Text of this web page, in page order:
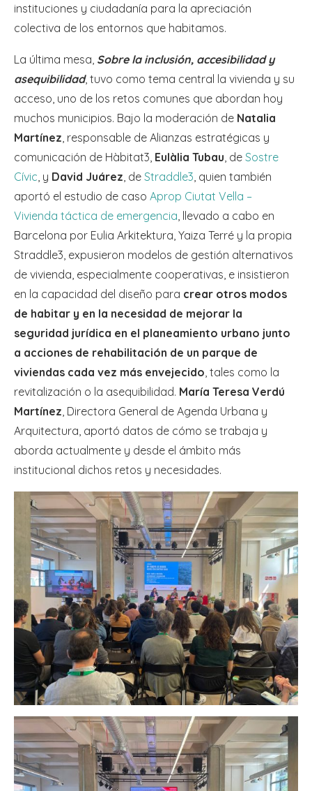
instituciones y ciudadanía para la apreciación
colectiva de los entornos que habitamos.
La última mesa, Sobre la inclusión, accesibilidad y
asequibilidad, tuvo como tema central la vivienda y su
acceso, uno de los retos comunes que abordan hoy
muchos municipios. Bajo la moderación de Natalia
Martínez , responsable de Alianzas estratégicas y
comunicación de Hàbitat3, Eulàlia Tubau , de Sostre
Cívic , y David Juárez , de Straddle3 , quien también
aportó el estudio de caso Aprop Ciutat Vella –
Vivienda táctica de emergencia , llevado a cabo en
Barcelona por Eulia Arkitektura, Yaiza Terré y la propia
Straddle3, expusieron modelos de gestión alternativos
de vivienda, especialmente cooperativas, e insistieron
en la capacidad del diseño para crear otros modos
de habitar y en la necesidad de mejorar la
seguridad jurídica en el planeamiento urbano junto
a acciones de rehabilitación de un parque de
viviendas cada vez más envejecido , tales como la
revitalización o la asequibilidad. María Teresa Verdú
Martínez , Directora General de Agenda Urbana y
Arquitectura, aportó datos de cómo se trabaja y
aborda actualmente y desde el ámbito más
institucional dichos retos y necesidades.